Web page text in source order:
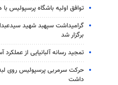
توافق اولیه باشگاه پرسپولیس با
گرامیداشت سپهبد شهید
برگزار شد
تمجید رسانه آلبانیایی از
حرکت سرمربی پرسپولیس روی لبه
داشت